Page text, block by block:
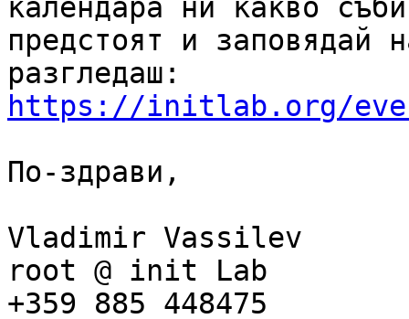
календара ни какво
предстоят и
https://initlab.org/
По-здрави,
Vladimir Vassilev
root @ init Lab